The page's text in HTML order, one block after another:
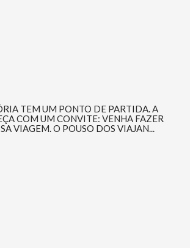
TEM UM PONTO DE PARTIDA. A
COM UM CONVITE: VENHA FAZER
VIAGEM. O POUSO DOS VIAJAN...